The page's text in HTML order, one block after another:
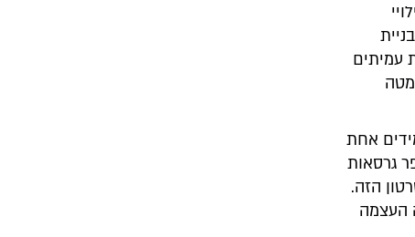
עמיתים
אחת
גרסאות
הזה.
העצמה